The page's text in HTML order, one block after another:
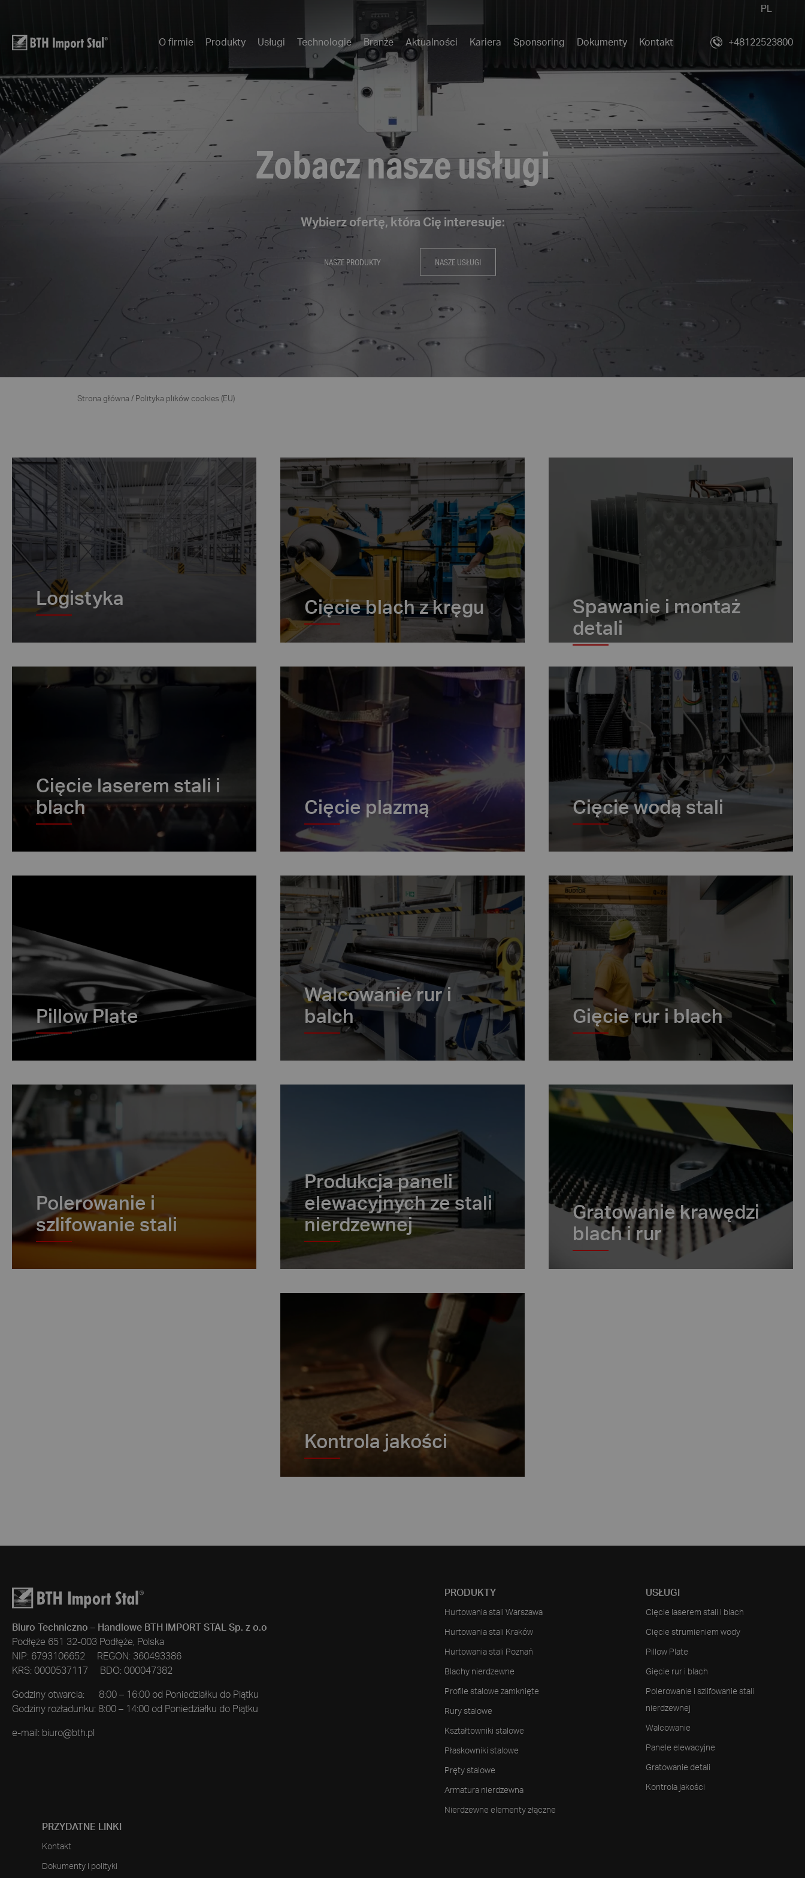
O firmie Produkty Usługi Technologie Branże Aktualności Kariera Sponsoring Dokumenty Kontakt
PL
+48122523800
Zobacz nasze usługi
Wybierz ofertę, która Cię interesuje:
NASZE PRODUKTY NASZE USŁUGI
Strona główna / Polityka plików cookies (EU)
Logistyka Cięcie blach z kręgu
Spawanie i montaż
detali
Cięcie laserem stali i
blach
Cięcie plazmą Cięcie wodą stali
Pillow Plate
Walcowanie rur i
balch
Gięcie rur i blach
Polerowanie i
szlifowanie stali
Produkcja paneli
elewacyjnych ze stali
nierdzewnej
Gratowanie krawędzi
blach i rur
Kontrola jakości
Biuro Techniczno – Handlowe BTH IMPORT STAL Sp. z o.o
Podłęże 651 32-003 Podłęże, Polska
NIP: 6793106652 REGON: 360493386
KRS: 0000537117 BDO: 000047382
Godziny otwarcia: 8:00 – 16:00 od Poniedziałku do Piątku
Godziny rozładunku: 8:00 – 14:00 od Poniedziałku do Piątku
e-mail: biuro@bth.pl
PRODUKTY
Hurtowania stali Warszawa
Hurtowania stali Kraków
Hurtowania stali Poznań
Blachy nierdzewne
Profile stalowe zamknięte
Rury stalowe
Kształtowniki stalowe
Płaskowniki stalowe
Pręty stalowe
Armatura nierdzewna
Nierdzewne elementy złączne
USŁUGI
Cięcie laserem stali i blach
Cięcie strumieniem wody
Pillow Plate
Gięcie rur i blach
Polerowanie i szlifowanie stali
nierdzewnej
Walcowanie
Panele elewacyjne
Gratowanie detali
Kontrola jakości
PRZYDATNE LINKI
Kontakt
Dokumenty i polityki